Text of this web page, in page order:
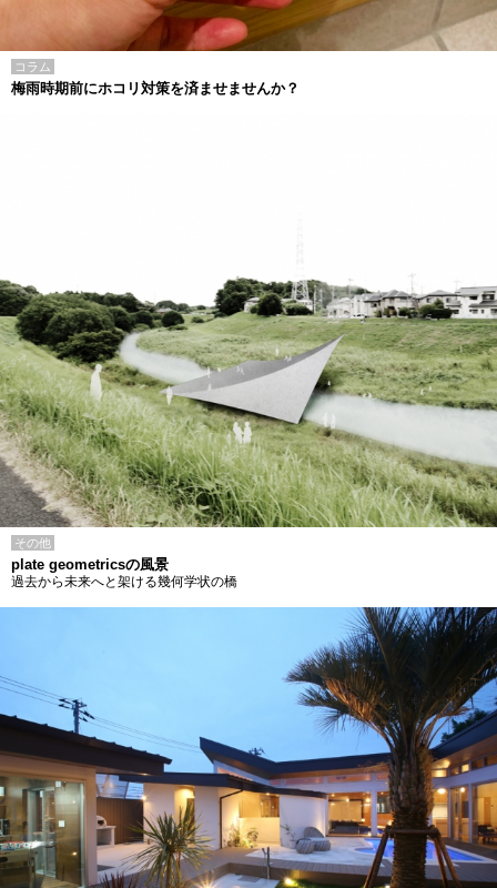
コラム
梅雨時期前にホコリ対策を済ませませんか？
その他
plate geometricsの風景
過去から未来へと架ける幾何学状の橋